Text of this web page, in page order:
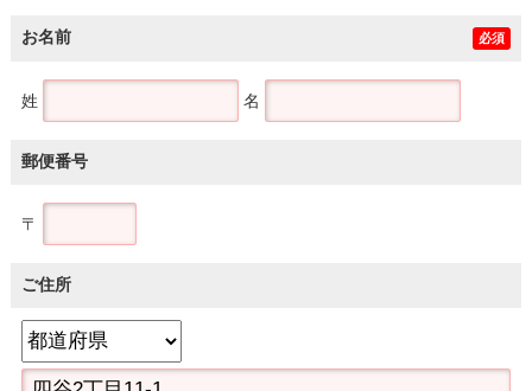
お名前 必須
姓 名
郵便番号
〒
ご住所